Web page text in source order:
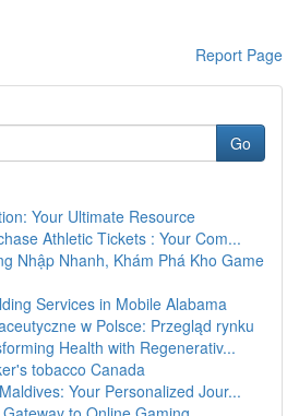
Report Page
Go
Your Ultimate Resource
Athletic Tickets : Your Com...
Nhập Nhanh, Khám Phá Kho Game
Services in Mobile Alabama
w Polsce: Przegląd rynku
Health with Regenerativ...
tobacco Canada
Your Personalized Jour...